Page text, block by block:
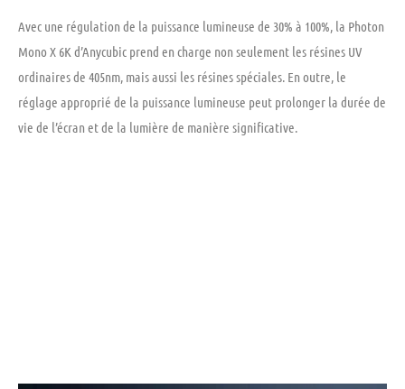
Avec une régulation de la puissance lumineuse de 30% à 100%, la Photon
Mono X 6K d’Anycubic prend en charge non seulement les résines UV
ordinaires de 405nm, mais aussi les résines spéciales. En outre, le
réglage approprié de la puissance lumineuse peut prolonger la durée de
vie de l’écran et de la lumière de manière significative.